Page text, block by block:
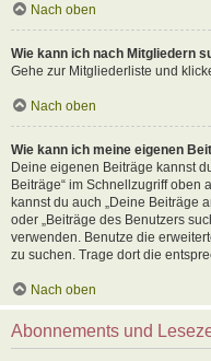
Nach oben
Wie kann ich nach Mitgliedern
Gehe zur Mitgliederliste und
Nach oben
Wie kann ich meine eigenen
Deine eigenen Beiträge kannst
Beiträge“ im Schnellzugriff oben
kannst du auch „Deine Beiträge
oder „Beiträge des Benutzers
verwenden. Benutze die
zu suchen. Trage dort die
Nach oben
Abonnements und